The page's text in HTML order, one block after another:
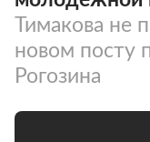
Тимакова не
новом посту
Рогозина